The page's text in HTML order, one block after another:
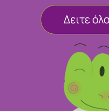
Δειτε